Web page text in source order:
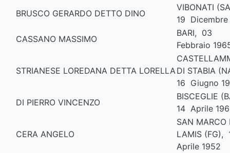
BRUSCO GERARDO DETTO DINO
VIBONATI
19 Dicembre
CASSANO MASSIMO
BARI, 03
Febbraio
STRIANESE LOREDANA DETTA LORELLADI STABIA
16 Giugno
DI PIERRO VINCENZO
BISCEGLIE
14 Aprile
CERA ANGELO
SAN MARCO
LAMIS (FG),
Aprile 1952